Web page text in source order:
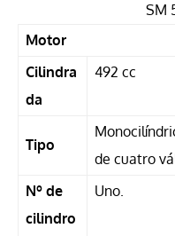
SM
Motor
Cilindra
da
492 cc
Tipo
de cuatro
Nº de
cilindro
Uno.